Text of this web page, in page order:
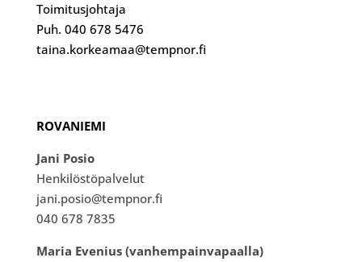
Toimitusjohtaja
Puh. 040 678 5476
taina.korkeamaa@tempnor.fi
ROVANIEMI
Jani Posio
Henkilöstöpalvelut
jani.posio@tempnor.fi
040 678 7835
Maria Evenius (vanhempainvapaalla)